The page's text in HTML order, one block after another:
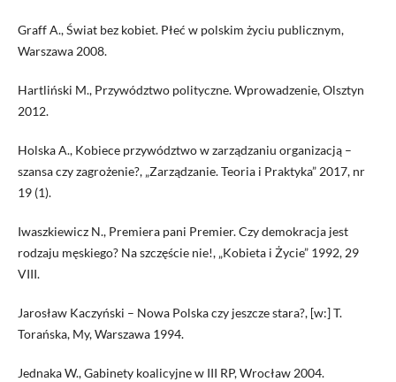
Graff A., Świat bez kobiet. Płeć w polskim życiu publicznym,
Warszawa 2008.
Hartliński M., Przywództwo polityczne. Wprowadzenie, Olsztyn
2012.
Holska A., Kobiece przywództwo w zarządzaniu organizacją –
szansa czy zagrożenie?, „Zarządzanie. Teoria i Praktyka” 2017, nr
19 (1).
Iwaszkiewicz N., Premiera pani Premier. Czy demokracja jest
rodzaju męskiego? Na szczęście nie!, „Kobieta i Życie” 1992, 29
VIII.
Jarosław Kaczyński – Nowa Polska czy jeszcze stara?, [w:] T.
Torańska, My, Warszawa 1994.
Jednaka W., Gabinety koalicyjne w III RP, Wrocław 2004.